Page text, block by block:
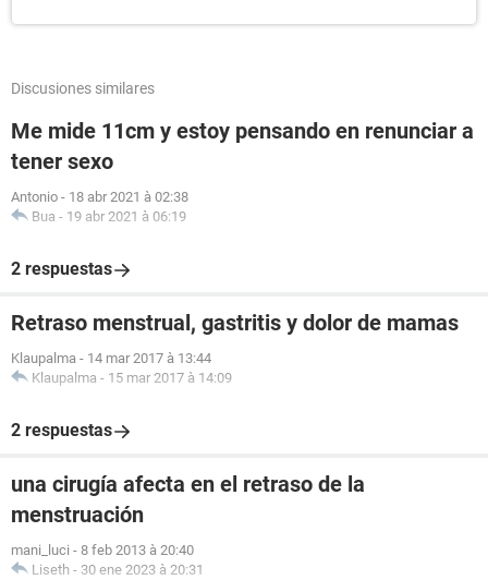
Discusiones similares
Me mide 11cm y estoy pensando en renunciar a
tener sexo
Antonio - 18 abr 2021 à 02:38
Bua - 19 abr 2021 à 06:19
2 respuestas
Retraso menstrual, gastritis y dolor de mamas
Klaupalma - 14 mar 2017 à 13:44
Klaupalma - 15 mar 2017 à 14:09
2 respuestas
una cirugía afecta en el retraso de la
menstruación
mani_luci - 8 feb 2013 à 20:40
Liseth - 30 ene 2023 à 20:31